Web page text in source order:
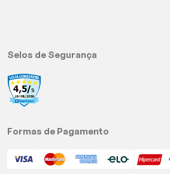
Selos de Segurança
Formas de Pagamento